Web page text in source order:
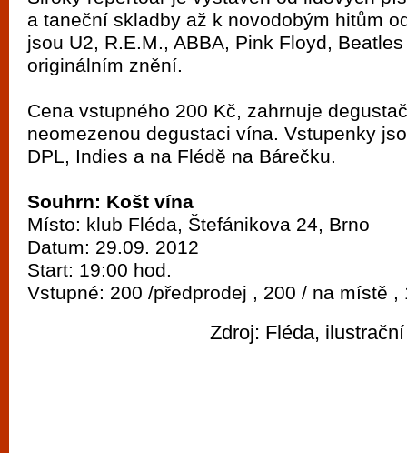
a taneční skladby až k novodobým hitům
jsou U2, R.E.M., ABBA, Pink Floyd,
originálním znění.
Cena vstupného 200 Kč, zahrnuje
neomezenou degustaci vína. Vstupenky
DPL, Indies a na Flédě na Bárečku.
Souhrn: Košt vína
Místo: klub Fléda, Štefánikova 24, Brno
Datum: 29.09. 2012
Start: 19:00 hod.
Vstupné: 200 /předprodej , 200 / na místě ,
Zdroj: Fléda,